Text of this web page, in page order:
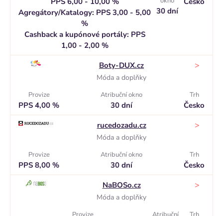
Agregátory/Katalogy: PPS 3,00 - 5,00
%
Cashback a kupónové portály: PPS
1,00 - 2,00 %
30 dní
Boty-DUX.cz
Móda a doplňky
>
Provize
PPS 4,00 %
Atribuční okno
30 dní
Trh
Česko
rucedozadu.cz
Móda a doplňky
>
Provize
PPS 8,00 %
Atribuční okno
30 dní
Trh
Česko
NaBOSo.cz
Móda a doplňky
>